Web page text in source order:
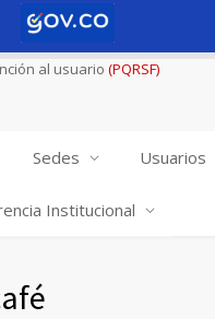
al usuario (PQRSF)
Sedes Usuarios
Institucional